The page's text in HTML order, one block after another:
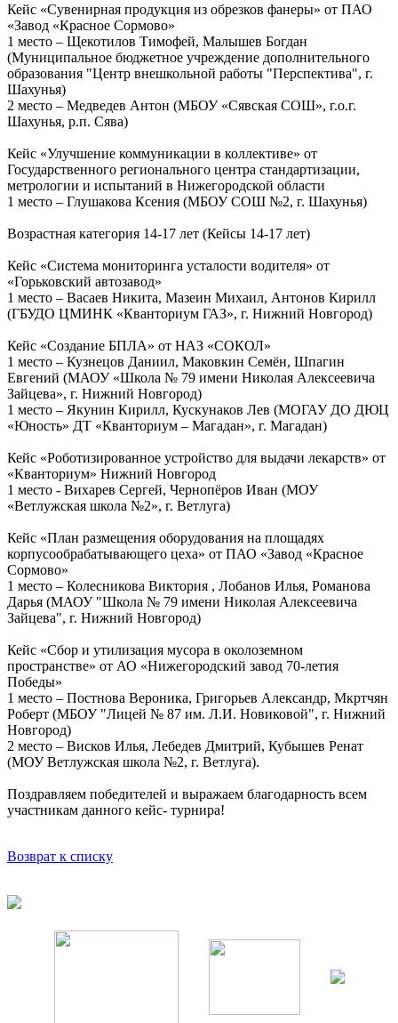
Кейс «Сувенирная продукция из обрезков фанеры» от ПАО
«Завод «Красное Сормово»
1 место – Щекотилов Тимофей, Малышев Богдан
(Муниципальное бюджетное учреждение дополнительного
образования "Центр внешкольной работы "Перспектива", г.
Шахунья)
2 место – Медведев Антон (МБОУ «Сявская СОШ», г.о.г.
Шахунья, р.п. Сява)
Кейс «Улучшение коммуникации в коллективе» от
Государственного регионального центра стандартизации,
метрологии и испытаний в Нижегородской области
1 место – Глушакова Ксения (МБОУ СОШ №2, г. Шахунья)
Возрастная категория 14-17 лет (Кейсы 14-17 лет)
Кейс «Система мониторинга усталости водителя» от
«Горьковский автозавод»
1 место – Васаев Никита, Мазеин Михаил, Антонов Кирилл
(ГБУДО ЦМИНК «Кванториум ГАЗ», г. Нижний Новгород)
Кейс «Создание БПЛА» от НАЗ «СОКОЛ»
1 место – Кузнецов Даниил, Маковкин Семён, Шпагин
Евгений (МАОУ «Школа № 79 имени Николая Алексеевича
Зайцева», г. Нижний Новгород)
1 место – Якунин Кирилл, Кускунаков Лев (МОГАУ ДО ДЮЦ
«Юность» ДТ «Кванториум – Магадан», г. Магадан)
Кейс «Роботизированное устройство для выдачи лекарств» от
«Кванториум» Нижний Новгород
1 место - Вихарев Сергей, Чернопёров Иван (МОУ
«Ветлужская школа №2», г. Ветлуга)
Кейс «План размещения оборудования на площадях
корпусообрабатывающего цеха» от ПАО «Завод «Красное
Сормово»
1 место – Колесникова Виктория , Лобанов Илья, Романова
Дарья (МАОУ "Школа № 79 имени Николая Алексеевича
Зайцева", г. Нижний Новгород)
Кейс «Сбор и утилизация мусора в околоземном
пространстве» от АО «Нижегородский завод 70-летия
Победы»
1 место – Постнова Вероника, Григорьев Александр, Мкртчян
Роберт (МБОУ "Лицей № 87 им. Л.И. Новиковой", г. Нижний
Новгород)
2 место – Висков Илья, Лебедев Дмитрий, Кубышев Ренат
(МОУ Ветлужская школа №2, г. Ветлуга).
Поздравляем победителей и выражаем благодарность всем
участникам данного кейс- турнира!
Возврат к списку